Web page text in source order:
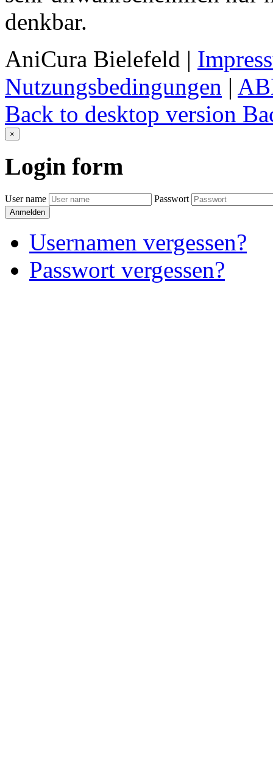
denkbar.
AniCura Bielefeld |
Nutzungsbedingungen |
Back to desktop version
×
Login form
User name Passwort
Anmelden
Usernamen vergessen?
Passwort vergessen?